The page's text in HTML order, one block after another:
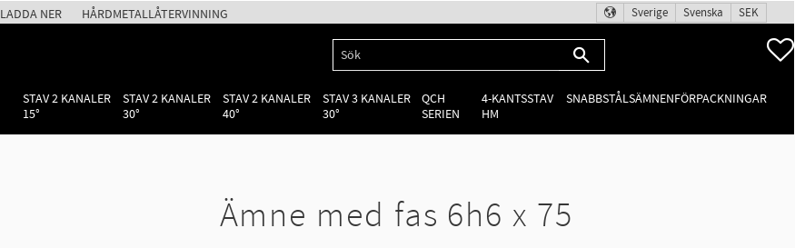
LADDA NER HÅRDMETALLÅTERVINNING Sverige Svenska SEK
STAV 2 KANALER
15°
STAV 2 KANALER
30°
STAV 2 KANALER
40°
STAV 3 KANALER
30°
QCH
SERIEN
4-KANTSSTAV
HM
SNABBSTÅLSÄMNENFÖRPACKNINGAR
Ämne med fas 6h6 x 75